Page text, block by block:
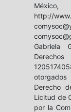
México,
http://
Gabriela
Derecho
Licitud de
por la